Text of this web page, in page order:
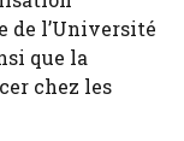
de l’Université
que la
chez les